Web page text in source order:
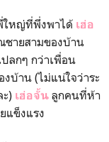
ใหญ่ที่พึ่งพาได้ เฮ่อ
ชายสามของบ้าน
ลกๆ กว่าเพื่อน
บ้าน (ไม่แน่ใจว่าระ
) เฮ่อจั้น ลูกคนที่ห้า
แข็งแรง